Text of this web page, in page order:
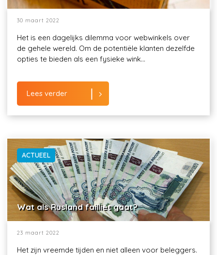
30 maart 2022
Het is een dagelijks dilemma voor webwinkels over
de gehele wereld. Om de potentiële klanten dezelfde
opties te bieden als een fysieke wink...
Lees verder
ACTUEEL
Wat als Rusland failliet gaat?
23 maart 2022
Het zijn vreemde tijden en niet alleen voor beleggers.